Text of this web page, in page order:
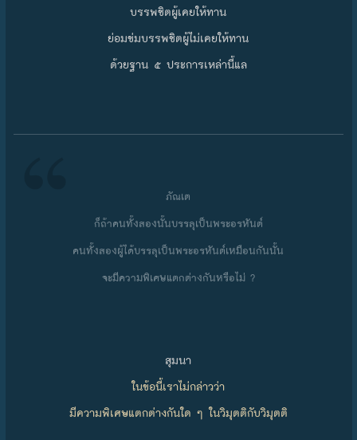
บรรพชิตผู้เคยให้ทาน
ย่อมข่มบรรพชิตผู้ไม่เคยให้ทาน
ด้วยฐาน ๕ ประการเหล่านี้แล
ภัณเต
ก็ถ้าคนทั้งสองนั้นบรรลุเป็นพระอรหันต์
คนทั้งสองผู้ได้บรรลุเป็นพระอรหันต์เหมือนกันนั้น
จะมีความพิเศษแตกต่างกันหรือไม่ ?
สุมนา
ในข้อนี้เราไม่กล่าวว่า
มีความพิเศษแตกต่างกันใด ๆ ในวิมุตติกับวิมุตติ